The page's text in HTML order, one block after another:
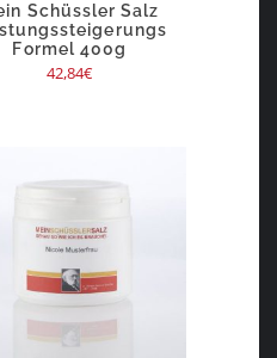
Schüssler Salz
Formel 400g
42,84€